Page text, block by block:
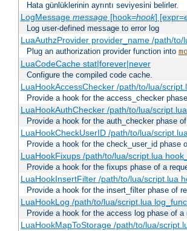
Hata günlüklerinin ayrıntı seviyesini belirler.
LogMessage message[hook=hook] [expr=
Log user-defined message to error log
LuaAuthzProvider provider_name /path/
Plug an authorization provider function into
LuaCodeCache stat|forever|never
Configure the compiled code cache.
LuaHookAccessChecker /path/to/lua/
Provide a hook for the access_checker
LuaHookAuthChecker /path/to/lua/
Provide a hook for the auth_checker phase
LuaHookCheckUserID /path/to/lua/
Provide a hook for the check_user_id phase
LuaHookFixups /path/to/lua/script.lua
Provide a hook for the fixups phase of a
LuaHookInsertFilter /path/to/lua/script.lua
Provide a hook for the insert_filter phase of
LuaHookLog /path/to/lua/script.lua
Provide a hook for the access log phase of a
LuaHookMapToStorage /path/to/lua/